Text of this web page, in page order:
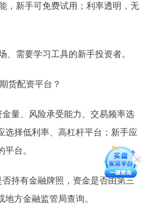
，新手可免费试用；利率透明，无
需要学习工具的新手投资者。
货配资平台？
量、风险承受能力、交易频率选
选择低利率、高杠杆平台；新手应
台。
持有金融牌照，资金是否由第三
方金融监管局查询。